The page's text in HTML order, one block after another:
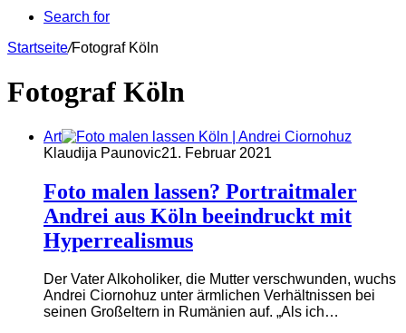
Search for
Startseite/Fotograf Köln
Fotograf Köln
Art
Klaudija Paunovic21. Februar 2021
Foto malen lassen? Portraitmaler
Andrei aus Köln beeindruckt mit
Hyperrealismus
Der Vater Alkoholiker, die Mutter verschwunden, wuchs
Andrei Ciornohuz unter ärmlichen Verhältnissen bei
seinen Großeltern in Rumänien auf. „Als ich…